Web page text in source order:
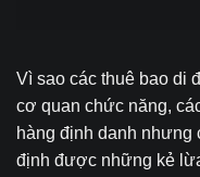
Vì sao các thuê bao di
cơ quan chức năng,
hàng định danh
định được những kẻ